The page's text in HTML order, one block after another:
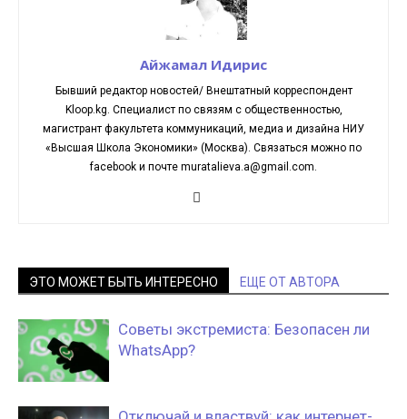
Айжамал Идирис
Бывший редактор новостей/ Внештатный корреспондент
Kloop.kg. Cпециалист по связям с общественностью,
магистрант факультета коммуникаций, медиа и дизайна НИУ
«Высшая Школа Экономики» (Москва). Связаться можно по
facebook и почте muratalieva.a@gmail.com.
ЭТО МОЖЕТ БЫТЬ ИНТЕРЕСНО ЕЩЕ ОТ АВТОРА
Советы экстремиста: Безопасен ли
WhatsApp?